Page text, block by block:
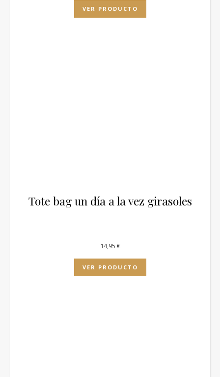
VER PRODUCTO
Tote bag un día a la vez girasoles
14,95 €
VER PRODUCTO